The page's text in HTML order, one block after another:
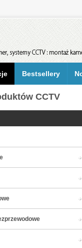
Bestsellery
CCTV